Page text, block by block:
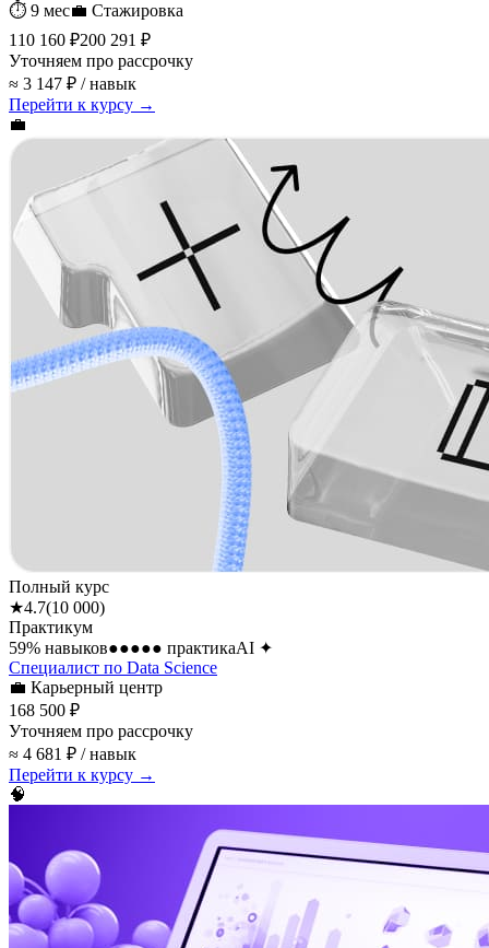
⏱ 9 мес💼 Стажировка
110 160 ₽200 291 ₽
Уточняем про рассрочку
≈ 3 147 ₽ / навык
Перейти к курсу →
💼
Полный курс
★4.7(10 000)
Практикум
59% навыков●●●●● практикаAI ✦
Специалист по Data Science
💼 Карьерный центр
168 500 ₽
Уточняем про рассрочку
≈ 4 681 ₽ / навык
Перейти к курсу →
🧠